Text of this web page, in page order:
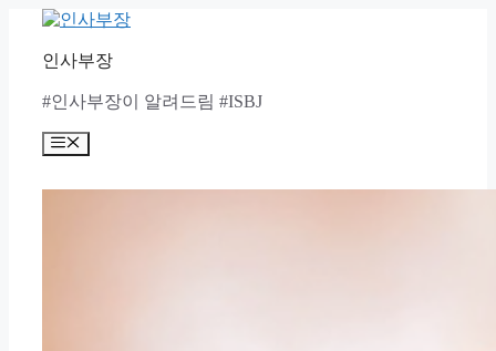
content인사부장
#인사부장이 알려드림 #ISBJ
Menu